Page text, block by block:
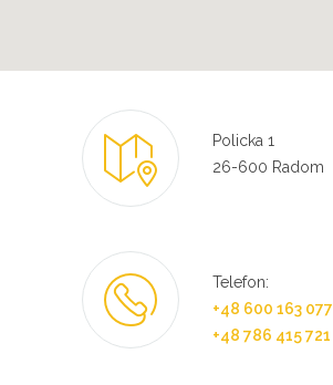
Policka 1
26-600 Radom
Telefon:
+48 600 163 077
+48 786 415 721